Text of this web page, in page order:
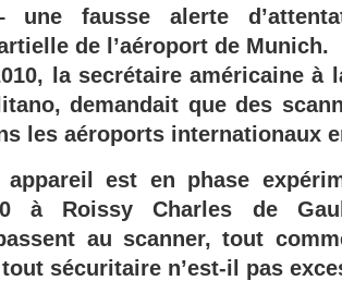
une fausse alerte
de l’aéroport de Munich.
la secrétaire américaine à
demandait que des
les aéroports internationaux
appareil est en phase
à Roissy Charles de
au scanner, tout
sécuritaire n’est-il pas